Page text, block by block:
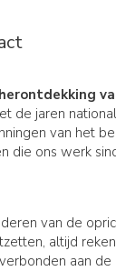
herontdekking
de jaren
van het
die ons werk
van de
altijd
aan